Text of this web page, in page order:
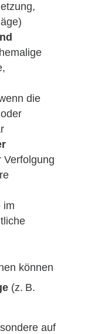
die
Verfolgung
im
können
(z. B.
auf